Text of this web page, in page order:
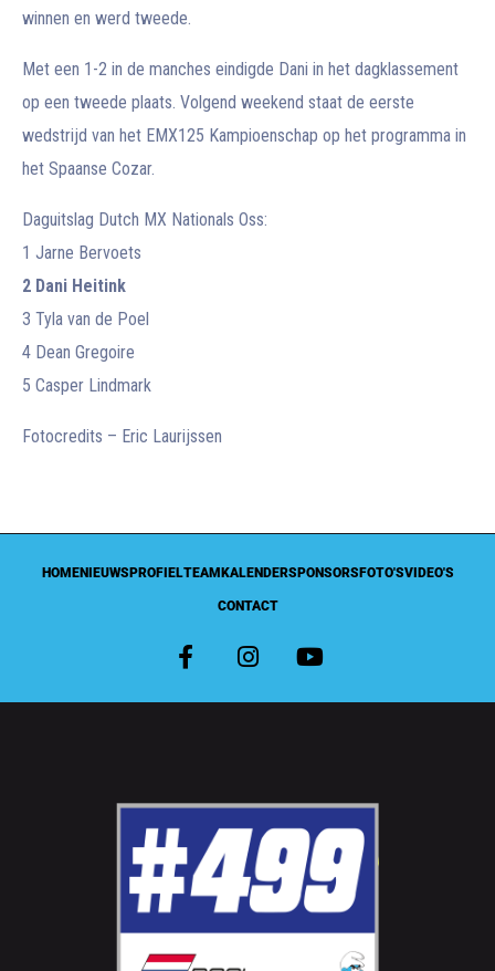
winnen en werd tweede.
Met een 1-2 in de manches eindigde Dani in het dagklassement
op een tweede plaats. Volgend weekend staat de eerste
wedstrijd van het EMX125 Kampioenschap op het programma in
het Spaanse Cozar.
Daguitslag Dutch MX Nationals Oss:
1 Jarne Bervoets
2 Dani Heitink
3 Tyla van de Poel
4 Dean Gregoire
5 Casper Lindmark
Fotocredits – Eric Laurijssen
HOMENIEUWS PROFIELTEAM KALENDERSPONSORS FOTO'SVIDEO'S
CONTACT